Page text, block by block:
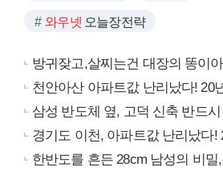
와우넷 오늘장전략
방귀잦고,살찌는건 대장의 똥이
천안아산 아파트값 난리났다! 20
삼성 반도체 옆, 고덕 신축 반드
경기도 이천, 아파트값 난리났다!
한반도를 흔든 28cm 남성의 비밀